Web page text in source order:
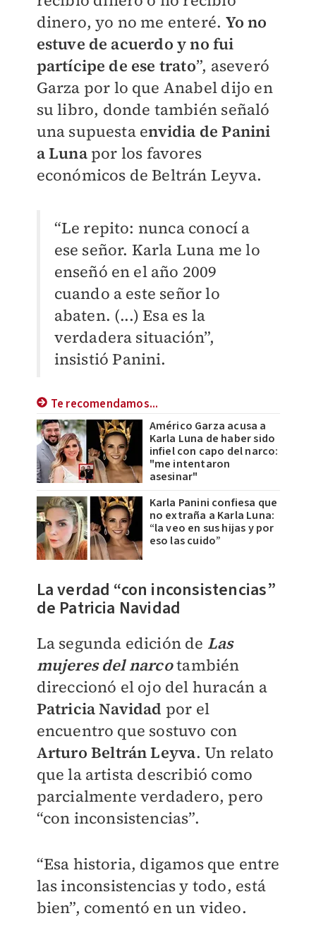
dinero, yo no me enteré. Yo no
estuve de acuerdo y no fui
partícipe de ese trato”, aseveró
Garza por lo que Anabel dijo en
su libro, donde también señaló
una supuesta envidia de Panini
a Lunapor los favores
económicos de Beltrán Leyva.
“Le repito: nunca conocí a
ese señor. Karla Luna me lo
enseñó en el año 2009
cuando a este señor lo
abaten. (...) Esa es la
verdadera situación”,
insistió Panini.
Te recomendamos...
Américo Garza acusa a
Karla Luna de haber sido
infiel con capo del narco:
"me intentaron
asesinar"
Karla Panini confiesa que
no extraña a Karla Luna:
“la veo en sus hijas y por
eso las cuido”
La verdad “con inconsistencias”
de Patricia Navidad
La segunda edición de Las
mujeres del narcotambién
direccionó el ojo del huracán a
Patricia Navidad por el
encuentro que sostuvo con
Arturo Beltrán Leyva. Un relato
que la artista describió como
parcialmente verdadero, pero
“con inconsistencias”.
“Esa historia, digamos que entre
las inconsistencias y todo, está
bien”, comentó en un video.